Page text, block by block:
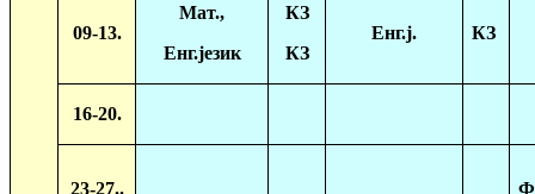
09-13.
Мат.,
Енг.језик
КЗ
КЗ
Енг.ј. КЗ
16-20.
23-27..